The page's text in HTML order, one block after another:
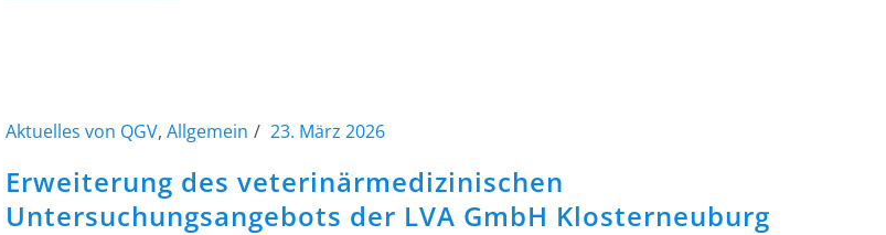
Aktuelles von QGV, Allgemein 23. März 2026
Erweiterung des veterinärmedizinischen
Untersuchungsangebots der LVA GmbH Klosterneuburg